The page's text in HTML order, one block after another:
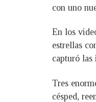
con uno
En los
estrellas
capturó las
Tres
césped,